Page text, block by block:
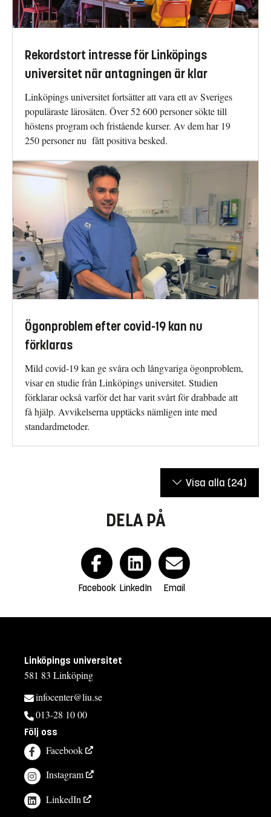
Rekordstort intresse för Linköpings
universitet när antagningen är klar
Linköpings universitet fortsätter att vara ett av Sveriges
populäraste lärosäten. Över 52 600 personer sökte till
höstens program och fristående kurser. Av dem har 19
250 personer nu fått positiva besked.
Ögonproblem efter covid-19 kan nu
förklaras
Mild covid-19 kan ge svåra och långvariga ögonproblem,
visar en studie från Linköpings universitet. Studien
förklarar också varför det har varit svårt för drabbade att
få hjälp. Avvikelserna upptäcks nämligen inte med
standardmetoder.
Visa alla (24)
DELA PÅ
Facebook LinkedIn Email
Linköpings universitet
581 83 Linköping
infocenter@liu.se
013-28 10 00
Följ oss
Facebook
Instagram
LinkedIn